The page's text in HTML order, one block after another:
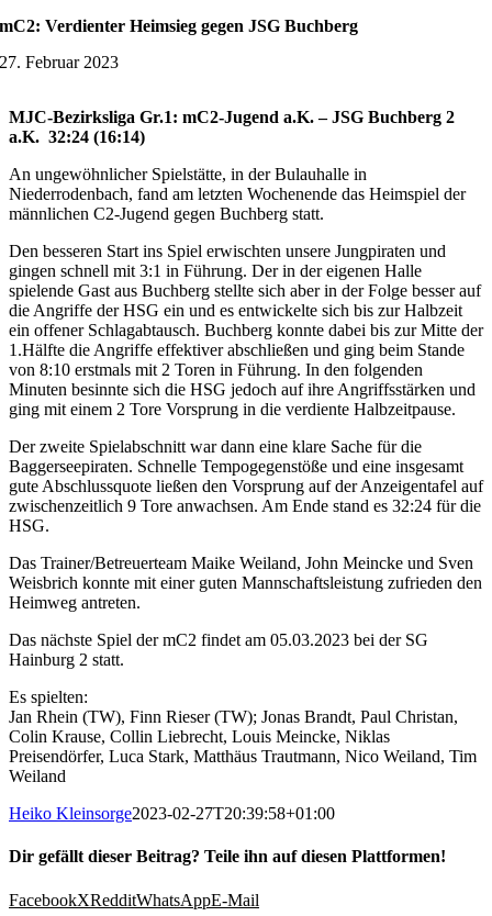
mC2: Verdienter Heimsieg gegen JSG Buchberg
27. Februar 2023
MJC-Bezirksliga Gr.1: mC2-Jugend a.K. – JSG Buchberg 2
a.K. 32:24 (16:14)
An ungewöhnlicher Spielstätte, in der Bulauhalle in
Niederrodenbach, fand am letzten Wochenende das Heimspiel der
männlichen C2-Jugend gegen Buchberg statt.
Den besseren Start ins Spiel erwischten unsere Jungpiraten und
gingen schnell mit 3:1 in Führung. Der in der eigenen Halle
spielende Gast aus Buchberg stellte sich aber in der Folge besser auf
die Angriffe der HSG ein und es entwickelte sich bis zur Halbzeit
ein offener Schlagabtausch. Buchberg konnte dabei bis zur Mitte der
1.Hälfte die Angriffe effektiver abschließen und ging beim Stande
von 8:10 erstmals mit 2 Toren in Führung. In den folgenden
Minuten besinnte sich die HSG jedoch auf ihre Angriffsstärken und
ging mit einem 2 Tore Vorsprung in die verdiente Halbzeitpause.
Der zweite Spielabschnitt war dann eine klare Sache für die
Baggerseepiraten. Schnelle Tempogegenstöße und eine insgesamt
gute Abschlussquote ließen den Vorsprung auf der Anzeigentafel auf
zwischenzeitlich 9 Tore anwachsen. Am Ende stand es 32:24 für die
HSG.
Das Trainer/Betreuerteam Maike Weiland, John Meincke und Sven
Weisbrich konnte mit einer guten Mannschaftsleistung zufrieden den
Heimweg antreten.
Das nächste Spiel der mC2 findet am 05.03.2023 bei der SG
Hainburg 2 statt.
Es spielten:
Jan Rhein (TW), Finn Rieser (TW); Jonas Brandt, Paul Christan,
Colin Krause, Collin Liebrecht, Louis Meincke, Niklas
Preisendörfer, Luca Stark, Matthäus Trautmann, Nico Weiland, Tim
Weiland
Heiko Kleinsorge2023-02-27T20:39:58+01:00
Dir gefällt dieser Beitrag? Teile ihn auf diesen Plattformen!
FacebookXRedditWhatsAppE-Mail